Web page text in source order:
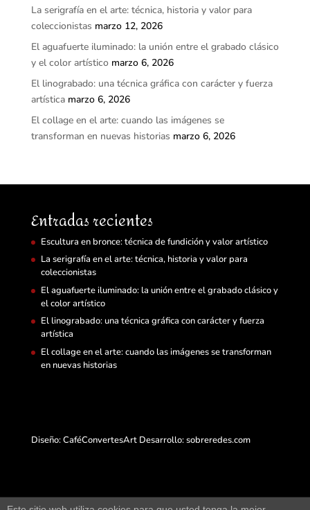
La serigrafía en el arte: técnica, historia y valor para
coleccionistas marzo 12, 2026
El aguafuerte iluminado: la unión entre el grabado clásico
y el color artístico marzo 6, 2026
El linograbado: una técnica gráfica con carácter y fuerza
artística marzo 6, 2026
El collage en el arte: cuando las imágenes se
transforman en nuevas historias marzo 6, 2026
Entradas recientes
Escultura en bronce: técnica de fundición y valor artístico
La serigrafía en el arte: técnica, historia y valor para
coleccionistas
El aguafuerte iluminado: la unión entre el grabado clásico y
el color artístico
El linograbado: una técnica gráfica con carácter y fuerza
artística
El collage en el arte: cuando las imágenes se transforman
en nuevas historias
Diseño: CaféConvertesArt Desarrollo:sobreredes.com